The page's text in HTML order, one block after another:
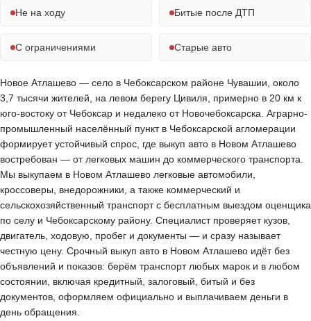
Не на ходу Битые после ДТП
С ограничениями Старые авто
Новое Атлашево — село в Чебоксарском районе Чувашии, около
3,7 тысячи жителей, на левом берегу Цивиля, примерно в 20 км к
юго-востоку от Чебоксар и недалеко от Новочебоксарска. Аграрно-
промышленный населённый пункт в Чебоксарской агломерации
формирует устойчивый спрос, где выкуп авто в Новом Атлашево
востребован — от легковых машин до коммерческого транспорта.
Мы выкупаем в Новом Атлашево легковые автомобили,
кроссоверы, внедорожники, а также коммерческий и
сельскохозяйственный транспорт с бесплатным выездом оценщика
по селу и Чебоксарскому району. Специалист проверяет кузов,
двигатель, ходовую, пробег и документы — и сразу называет
честную цену. Срочный выкуп авто в Новом Атлашево идёт без
объявлений и показов: берём транспорт любых марок и в любом
состоянии, включая кредитный, залоговый, битый и без
документов, оформляем официально и выплачиваем деньги в
день обращения.